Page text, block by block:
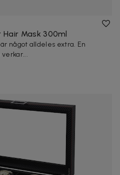
Hair Mask 300ml
något alldeles extra. En